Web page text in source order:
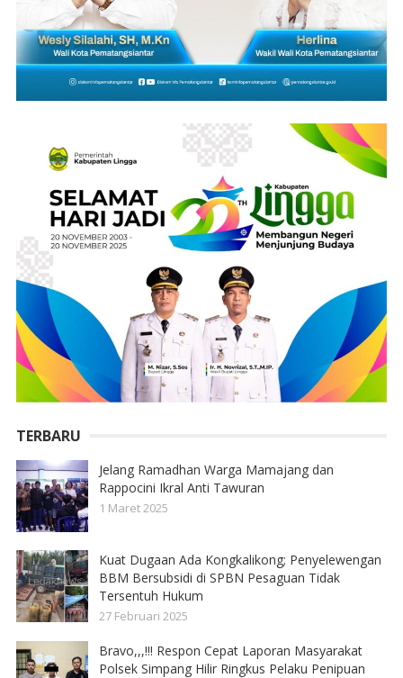
TERBARU
Jelang Ramadhan Warga Mamajang dan
Rappocini Ikral Anti Tawuran
1 Maret 2025
Kuat Dugaan Ada Kongkalikong; Penyelewengan
BBM Bersubsidi di SPBN Pesaguan Tidak
Tersentuh Hukum
27 Februari 2025
Bravo,,,!!! Respon Cepat Laporan Masyarakat
Polsek Simpang Hilir Ringkus Pelaku Penipuan